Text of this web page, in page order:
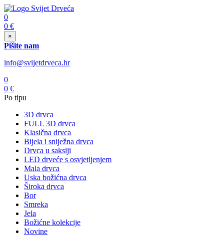
0
0 €
×
Pišite nam
info@svijetdrveca.hr
0
0 €
Po tipu
3D drvca
FULL 3D drvca
Klasična drvca
Bijela i sniježna drvca
Drvca u saksiji
LED drveće s osvjetljenjem
Mala drvca
Uska božićna drvca
Široka drvca
Bor
Smreka
Jela
Božićne kolekcije
Novine